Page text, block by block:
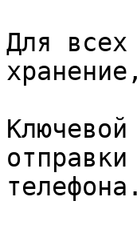
Для всех
телефона.